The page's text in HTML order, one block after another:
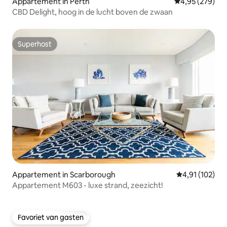
CBD Delight, hoog in de lucht boven de zwaan
Superhost
Superhost
Appartement in Scarborough Gemiddelde
4,91 (102)
Appartement M603 - luxe strand, zeezicht!
Favoriet van gasten
Favoriet van gasten